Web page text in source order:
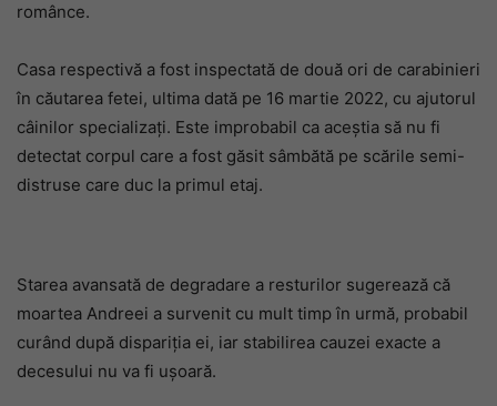
românce.
Casa respectivă a fost inspectată de două ori de carabinieri
în căutarea fetei, ultima dată pe 16 martie 2022, cu ajutorul
câinilor specializați. Este improbabil ca aceștia să nu fi
detectat corpul care a fost găsit sâmbătă pe scările semi-
distruse care duc la primul etaj.
Starea avansată de degradare a resturilor sugerează că
moartea Andreei a survenit cu mult timp în urmă, probabil
curând după dispariția ei, iar stabilirea cauzei exacte a
decesului nu va fi ușoară.